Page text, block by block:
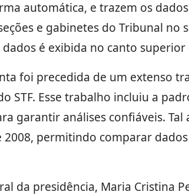
automática, e trazem os
e gabinetes do Tribunal no
é exibida no canto
foi precedida de um extenso
STF. Esse trabalho incluiu a
garantir análises confiáveis.
permitindo comparar
da presidência, Maria Cristina